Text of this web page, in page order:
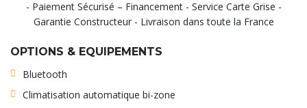
- Paiement Sécurisé – Financement - Service Carte Grise -
Garantie Constructeur - Livraison dans toute la France
OPTIONS & EQUIPEMENTS
Bluetooth
Climatisation automatique bi-zone